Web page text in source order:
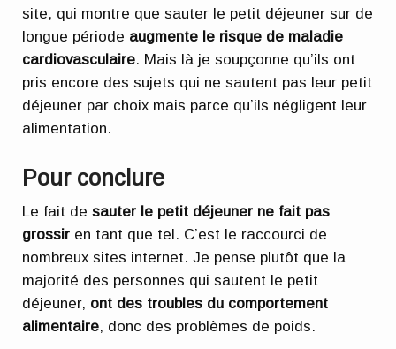
site, qui montre que sauter le petit déjeuner sur de
longue période augmente le risque de maladie
cardiovasculaire. Mais là je soupçonne qu’ils ont
pris encore des sujets qui ne sautent pas leur petit
déjeuner par choix mais parce qu’ils négligent leur
alimentation.
Pour conclure
Le fait desauter le petit déjeuner ne fait pas
grossir en tant que tel. C’est le raccourci de
nombreux sites internet. Je pense plutôt que la
majorité des personnes qui sautent le petit
déjeuner, ont des troubles du comportement
alimentaire, donc des problèmes de poids.